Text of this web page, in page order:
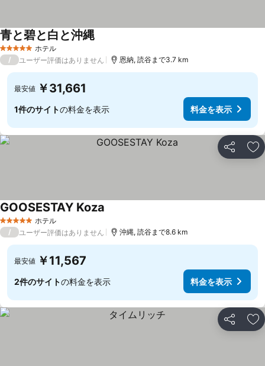
5 ホテルのランク
ホテル
青と碧と白と沖縄
/ ユーザー評価はありません 恩納, 読谷まで3.7 km
最安値 ￥31,661
1件のサイトの料金を表示 料金を表示
シェア お
5 ホテルのランク
ホテル
GOOSESTAY Koza
/ ユーザー評価はありません 沖縄, 読谷まで8.6 km
最安値 ￥11,567
2件のサイトの料金を表示 料金を表示
シェア お